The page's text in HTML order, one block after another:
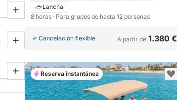
Lancha
8 horas · Para grupos de hasta 12 personas
Cancelación flexible A partir de 1.380 €
Reserva instantánea